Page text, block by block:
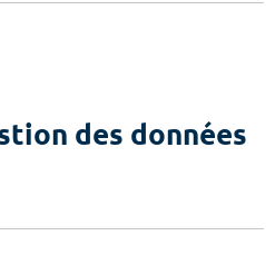
des données